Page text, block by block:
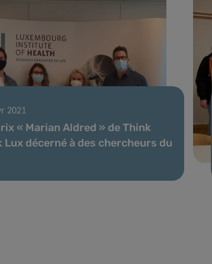
2021
« Marian Aldred » de Think
Lux décerné à des chercheurs du